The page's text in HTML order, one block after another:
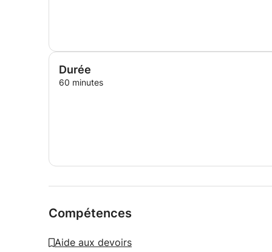
Durée
60 minutes
Compétences
Aide aux devoirs